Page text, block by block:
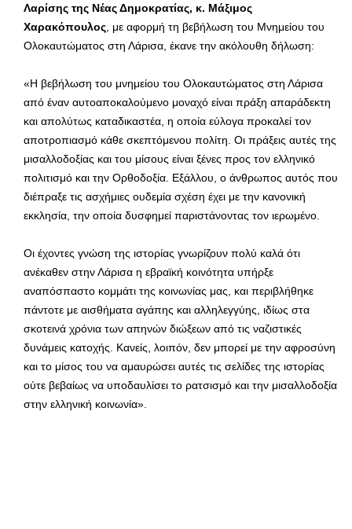
Λαρίσης της Νέας Δημοκρατίας, κ. Μάξιμος
Χαρακόπουλος , με αφορμή τη βεβήλωση του Μνημείου του
Ολοκαυτώματος στη Λάρισα, έκανε την ακόλουθη δήλωση:
«Η βεβήλωση του μνημείου του Ολοκαυτώματος στη Λάρισα
από έναν αυτοαποκαλούμενο μοναχό είναι πράξη απαράδεκτη
και απολύτως καταδικαστέα, η οποία εύλογα προκαλεί τον
αποτροπιασμό κάθε σκεπτόμενου πολίτη. Οι πράξεις αυτές της
μισαλλοδοξίας και του μίσους είναι ξένες προς τον ελληνικό
πολιτισμό και την Ορθοδοξία. Εξάλλου, ο άνθρωπος αυτός που
διέπραξε τις ασχήμιες ουδεμία σχέση έχει με την κανονική
εκκλησία, την οποία δυσφημεί παριστάνοντας τον ιερωμένο.
Οι έχοντες γνώση της ιστορίας γνωρίζουν πολύ καλά ότι
ανέκαθεν στην Λάρισα η εβραϊκή κοινότητα υπήρξε
αναπόσπαστο κομμάτι της κοινωνίας μας, και περιβλήθηκε
πάντοτε με αισθήματα αγάπης και αλληλεγγύης, ιδίως στα
σκοτεινά χρόνια των απηνών διώξεων από τις ναζιστικές
δυνάμεις κατοχής. Κανείς, λοιπόν, δεν μπορεί με την αφροσύνη
και το μίσος του να αμαυρώσει αυτές τις σελίδες της ιστορίας
ούτε βεβαίως να υποδαυλίσει το ρατσισμό και την μισαλλοδοξία
στην ελληνική κοινωνία».